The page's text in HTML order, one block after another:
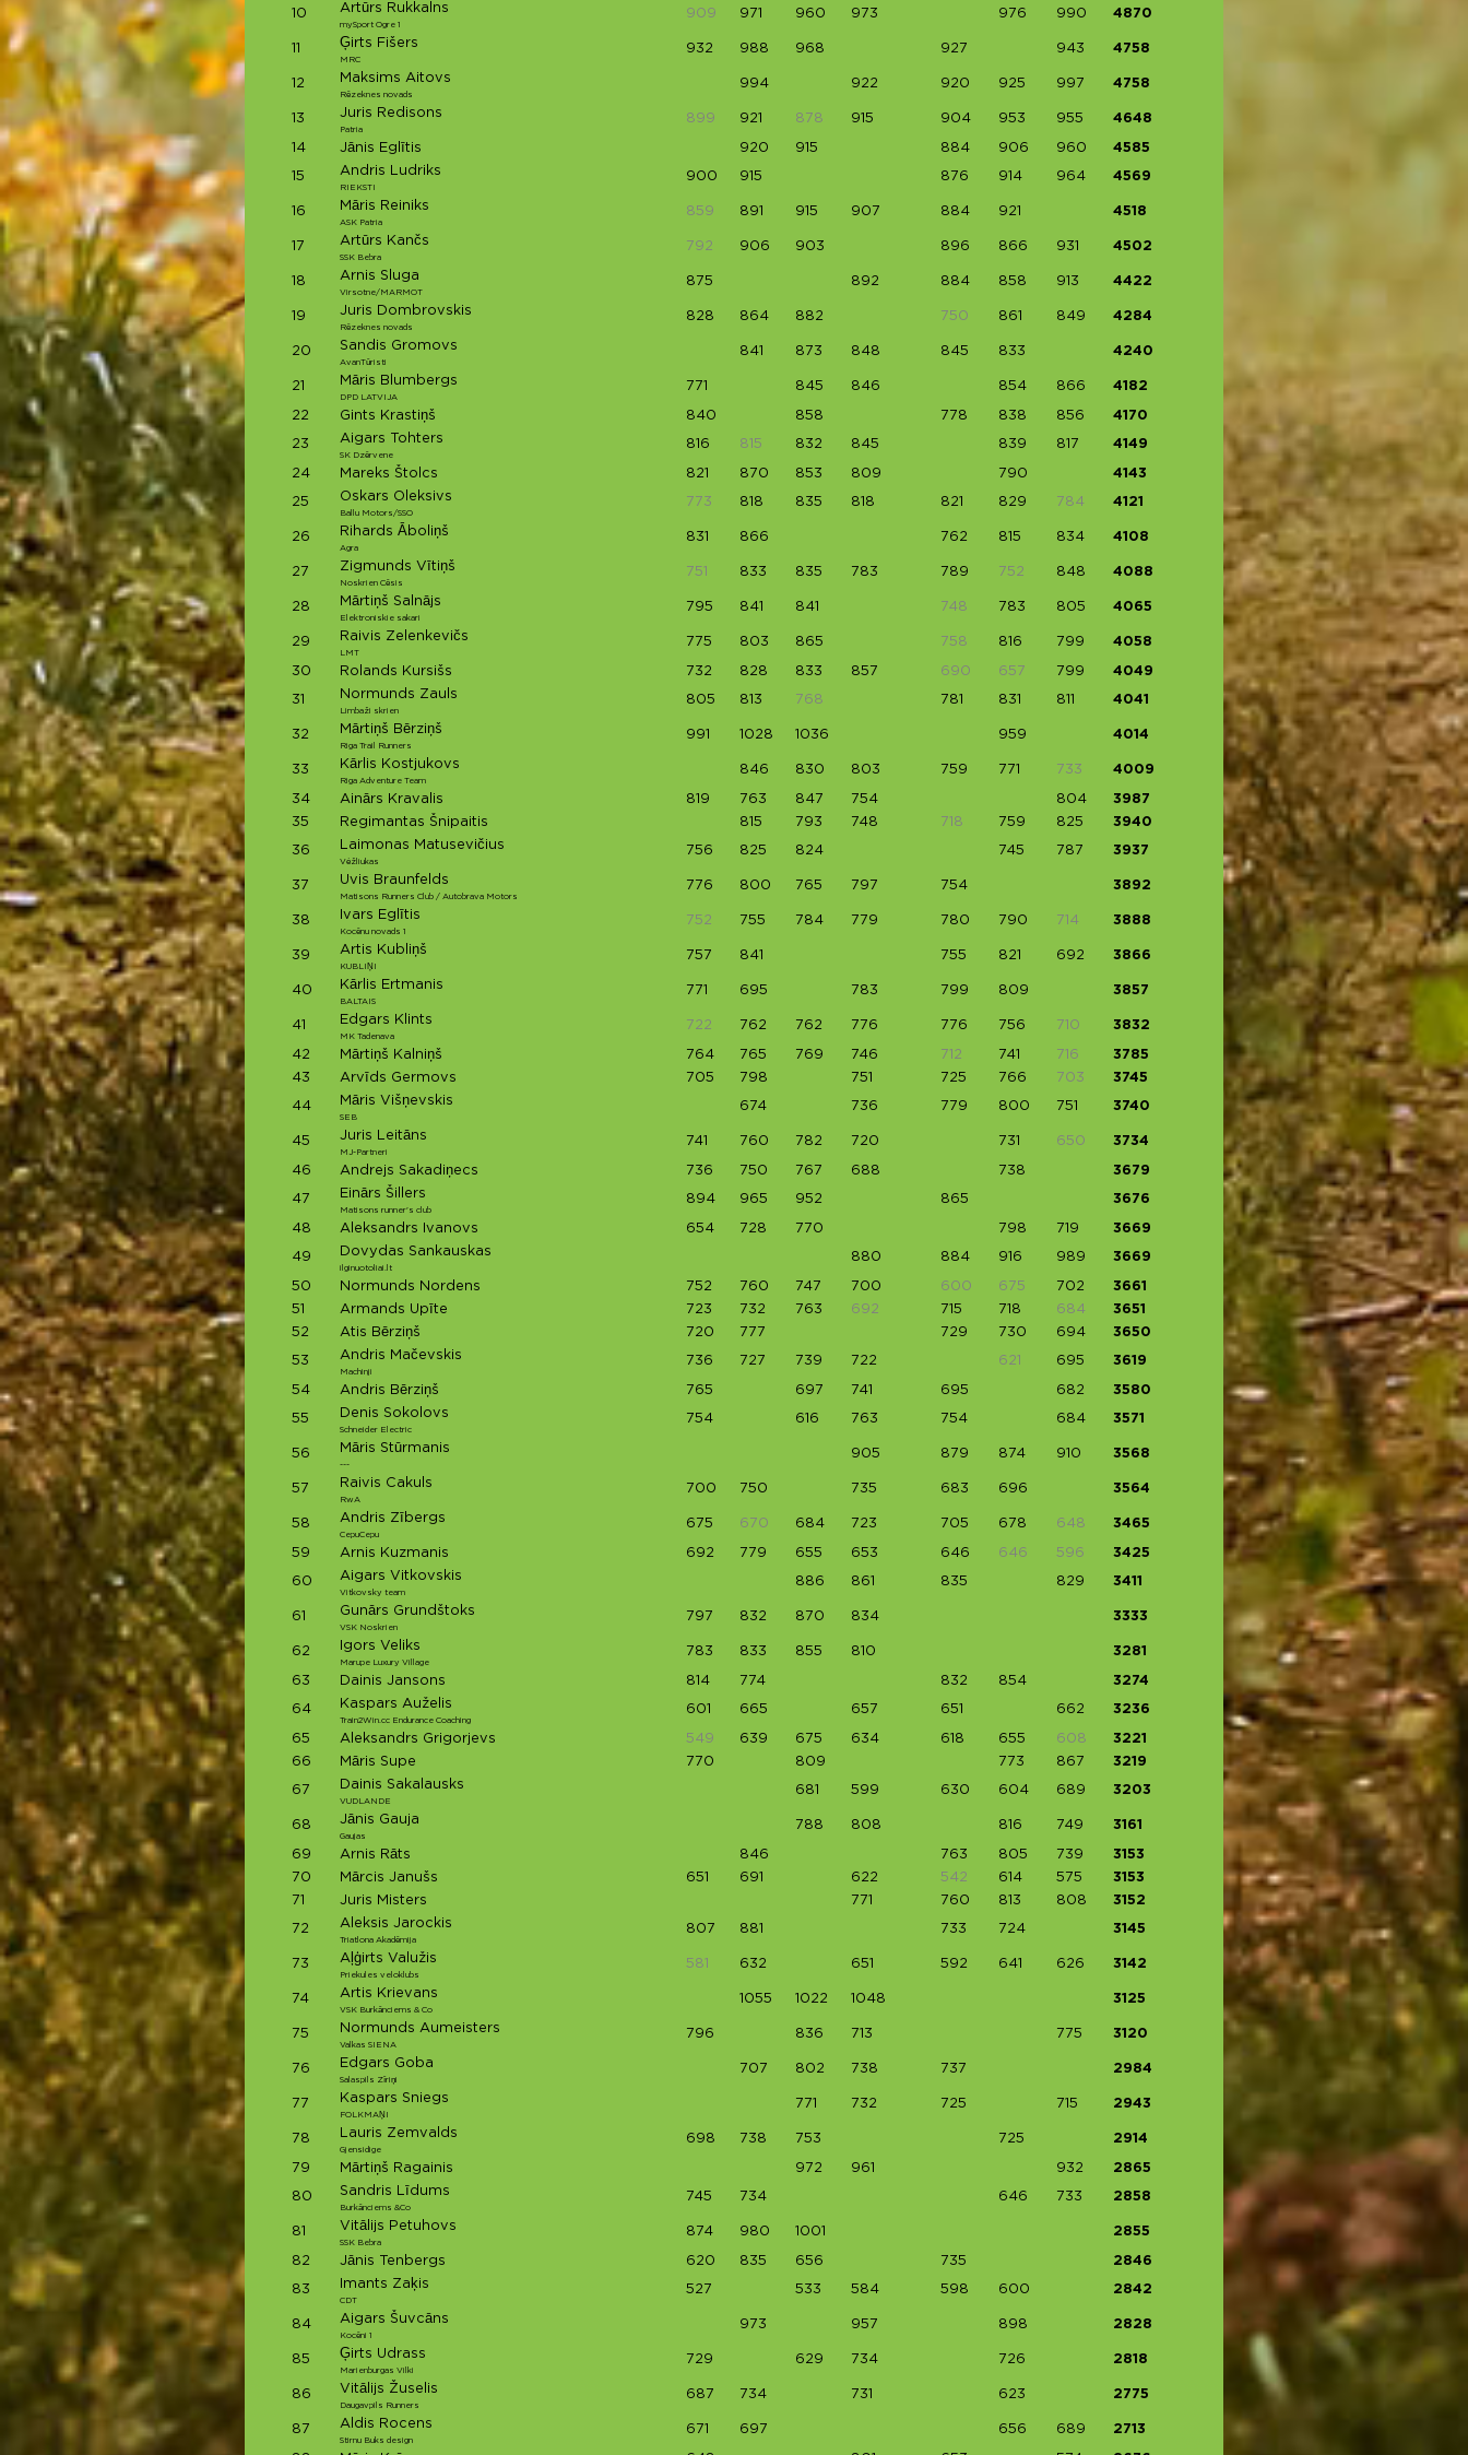
10 Artūrs Rukkalns
mySport Ogre 1
909 971 960 973 976 990 4870
11 Ģirts Fišers
MRC
932 988 968 927 943 4758
12 Maksims Aitovs
Rēzeknes novads
994 922 920 925 997 4758
13 Juris Redisons
Patria
899 921 878 915 904 953 955 4648
14 Jānis Eglītis 920 915 884 906 960 4585
15 Andris Ludriks
RIEKSTI
900 915 876 914 964 4569
16 Māris Reiniks
ASK Patria
859 891 915 907 884 921 4518
17 Artūrs Kančs
SSK Bebra
792 906 903 896 866 931 4502
18 Arnis Sluga
Virsotne/MARMOT
875 892 884 858 913 4422
19 Juris Dombrovskis
Rēzeknes novads
828 864 882 750 861 849 4284
20 Sandis Gromovs
AvanTūristi
841 873 848 845 833 4240
21 Māris Blumbergs
DPD LATVIJA
771 845 846 854 866 4182
22 Gints Krastiņš 840 858 778 838 856 4170
23 Aigars Tohters
SK Dzērvene
816 815 832 845 839 817 4149
24 Mareks Štolcs 821 870 853 809 790 4143
25 Oskars Oleksivs
Ballu Motors/SSO
773 818 835 818 821 829 784 4121
26 Rihards Āboliņš
Agra
831 866 762 815 834 4108
27 Zigmunds Vītiņš
Noskrien Cēsis
751 833 835 783 789 752 848 4088
28 Mārtiņš Salnājs
Elektroniskie sakari
795 841 841 748 783 805 4065
29 Raivis Zelenkevičs
LMT
775 803 865 758 816 799 4058
30 Rolands Kursišs 732 828 833 857 690 657 799 4049
31 Normunds Zauls
Limbaži skrien
805 813 768 781 831 811 4041
32 Mārtiņš Bērziņš
Riga Trail Runners
991 1028 1036 959 4014
33 Kārlis Kostjukovs
Riga Adventure Team
846 830 803 759 771 733 4009
34 Ainārs Kravalis 819 763 847 754 804
3987
35
Regimantas Šnipaitis 815 793 748 718 759 825 3940
36 Laimonas Matusevičius
Vėžliukas
756 825 824 745 787 3937
37 Uvis Braunfelds
Matisons Runners Club / Autobrava Motors
776 800 765 797 754 3892
38 Ivars Eglītis
Kocēnu novads 1
752 755 784 779 780 790 714 3888
39 Artis Kubliņš
KUBLIŅI
757 841 755 821 692 3866
40 Kārlis Ertmanis
BALTAIS
771 695 783 799 809 3857
41 Edgars Klints
MK Tadenava
722 762 762 776 776 756 710 3832
42 Mārtiņš Kalniņš 764 765 769 746 712 741 716
3785
43
Arvīds Germovs 705 798 751 725 766 703 3745
44 Māris Višņevskis
SEB
674 736 779 800 751 3740
45 Juris Leitāns
MJ-Partneri
741 760 782 720 731 650 3734
46 Andrejs Sakadiņecs 736 750 767 688 738 3679
47 Einārs Šillers
Matisons runner's club
894 965 952 865 3676
48 Aleksandrs Ivanovs 654 728 770 798 719 3669
49 Dovydas Sankauskas
ilginuotoliai.lt
880 884 916 989 3669
50 Normunds Nordens 752 760 747 700 600 675 702
3661
51
Armands Upīte 723 732 763 692 715 718 684
3651
52
Atis Bērziņš 720 777 729 730 694 3650
53 Andris Mačevskis
Machinji
736 727 739 722 621 695 3619
54 Andris Bērziņš 765 697 741 695 682 3580
55 Denis Sokolovs
Schneider Electric
754 616 763 754 684 3571
56 Māris Stūrmanis
---
905 879 874 910 3568
57 Raivis Cakuls
RwA
700 750 735 683 696 3564
58 Andris Zībergs
CepuCepu
675 670 684 723 705 678 648 3465
59 Arnis Kuzmanis 692 779 655 653 646 646 596 3425
60 Aigars Vitkovskis
Vitkovsky team
886 861 835 829 3411
61 Gunārs Grundštoks
VSK Noskrien
797 832 870 834 3333
62 Igors Veliks
Marupe Luxury Village
783 833 855 810 3281
63 Dainis Jansons 814 774 832 854 3274
64 Kaspars Auželis
Train2Win.cc Endurance Coaching
601 665 657 651 662 3236
65 Aleksandrs Grigorjevs 549 639 675 634 618 655 608
3221
66
Māris Supe 770 809 773 867 3219
67 Dainis Sakalausks
VUDLANDE
681 599 630 604 689 3203
68 Jānis Gauja
Gaujas
788 808 816 749 3161
69 Arnis Rāts 846 763 805 739
3153
70
Mārcis Janušs 651 691 622 542 614 575
3153
71
Juris Misters 771 760 813 808 3152
72 Aleksis Jarockis
Triatlona Akadēmija
807 881 733 724 3145
73 Aļģirts Valužis
Priekules veloklubs
581 632 651 592 641 626 3142
74 Artis Krievans
VSK Burkānciems & Co
1055 1022 1048 3125
75 Normunds Aumeisters
Valkas SIENA
796 836 713 775 3120
76 Edgars Goba
Salaspils Zīriņi
707 802 738 737 2984
77 Kaspars Sniegs
FOLKMAŅI
771 732 725 715 2943
78 Lauris Zemvalds
Gjensidige
698 738 753 725 2914
79 Mārtiņš Ragainis 972 961 932 2865
80 Sandris Līdums
Burkānciems &Co
745 734 646 733 2858
81 Vitālijs Petuhovs
SSK Bebra
874 980 1001 2855
82 Jānis Tenbergs 620 835 656 735 2846
83 Imants Zaķis
CDT
527 533 584 598 600 2842
84 Aigars Šuvcāns
Kocēni 1
973 957 898 2828
85 Ģirts Udrass
Marienburgas Vilki
729 629 734 726 2818
86 Vitālijs Žuselis
Daugavpils Runners
687 734 731 623 2775
87 Aldis Rocens
Stirnu Buks design
671 697 656 689 2713